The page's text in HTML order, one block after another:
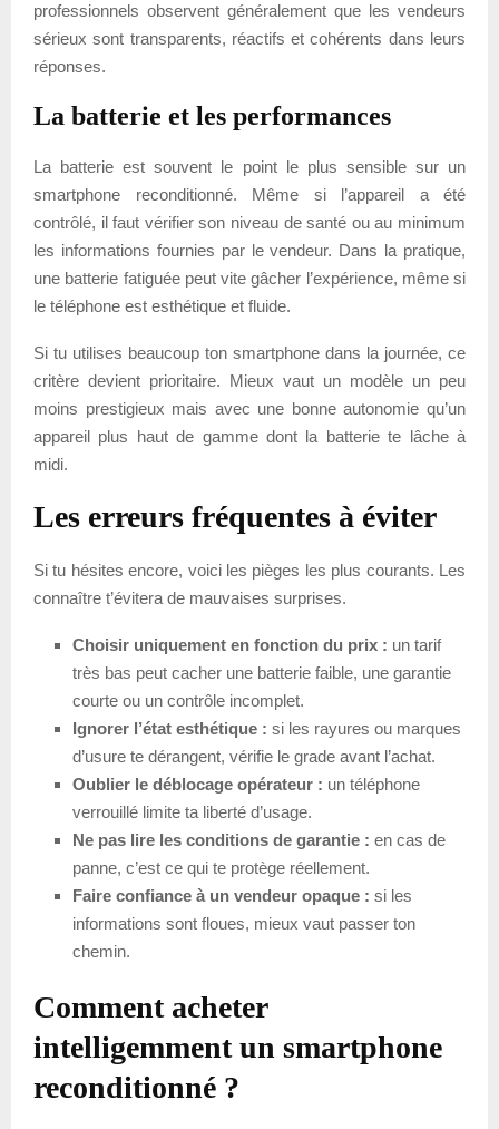
professionnels observent généralement que les vendeurs
sérieux sont transparents, réactifs et cohérents dans leurs
réponses.
La batterie et les performances
La batterie est souvent le point le plus sensible sur un
smartphone reconditionné. Même si l’appareil a été
contrôlé, il faut vérifier son niveau de santé ou au minimum
les informations fournies par le vendeur. Dans la pratique,
une batterie fatiguée peut vite gâcher l’expérience, même si
le téléphone est esthétique et fluide.
Si tu utilises beaucoup ton smartphone dans la journée, ce
critère devient prioritaire. Mieux vaut un modèle un peu
moins prestigieux mais avec une bonne autonomie qu’un
appareil plus haut de gamme dont la batterie te lâche à
midi.
Les erreurs fréquentes à éviter
Si tu hésites encore, voici les pièges les plus courants. Les
connaître t’évitera de mauvaises surprises.
Choisir uniquement en fonction du prix : un tarif
très bas peut cacher une batterie faible, une garantie
courte ou un contrôle incomplet.
Ignorer l’état esthétique : si les rayures ou marques
d’usure te dérangent, vérifie le grade avant l’achat.
Oublier le déblocage opérateur : un téléphone
verrouillé limite ta liberté d’usage.
Ne pas lire les conditions de garantie : en cas de
panne, c’est ce qui te protège réellement.
Faire confiance à un vendeur opaque : si les
informations sont floues, mieux vaut passer ton
chemin.
Comment acheter
intelligemment un smartphone
reconditionné ?